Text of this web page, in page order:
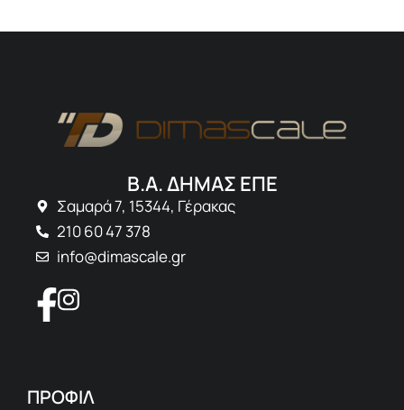
Β.Α. ΔΗΜΑΣ ΕΠΕ
Σαμαρά 7, 15344, Γέρακας
210 60 47 378
info@dimascale.gr
ΠΡΟΦΙΛ